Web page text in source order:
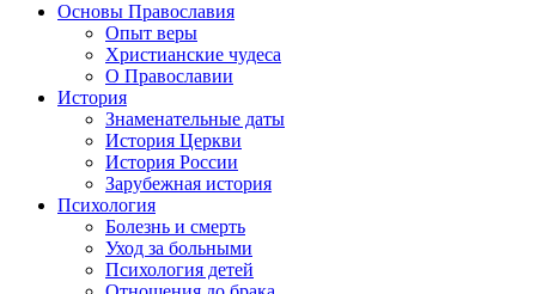
Основы Православия
Опыт веры
Христианские чудеса
О Православии
История
Знаменательные даты
История Церкви
История России
Зарубежная история
Психология
Болезнь и смерть
Уход за больными
Психология детей